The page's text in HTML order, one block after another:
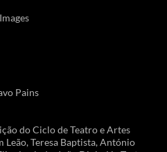
Pains
do Ciclo de Teatro e Artes
Teresa Baptista, António